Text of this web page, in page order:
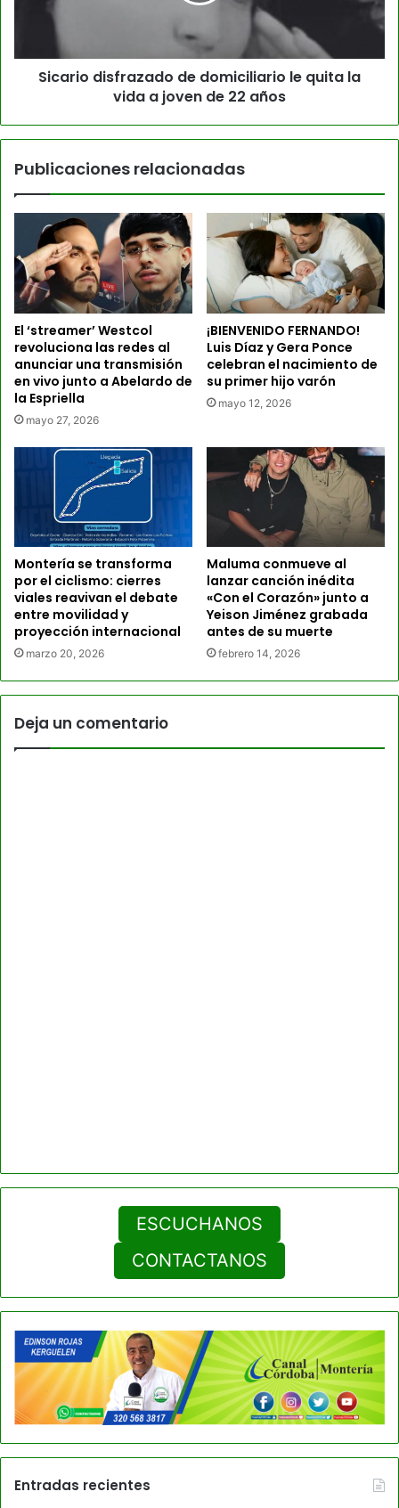
Sicario disfrazado de domiciliario le quita la
vida a joven de 22 años
Publicaciones relacionadas
El ‘streamer’ Westcol
revoluciona las redes al
anunciar una transmisión
en vivo junto a Abelardo de
la Espriella
mayo 27, 2026
¡BIENVENIDO FERNANDO!
Luis Díaz y Gera Ponce
celebran el nacimiento de
su primer hijo varón
mayo 12, 2026
Montería se transforma
por el ciclismo: cierres
viales reavivan el debate
entre movilidad y
proyección internacional
marzo 20, 2026
Maluma conmueve al
lanzar canción inédita
«Con el Corazón» junto a
Yeison Jiménez grabada
antes de su muerte
febrero 14, 2026
Deja un comentario
ESCUCHANOS
CONTACTANOS
Entradas recientes